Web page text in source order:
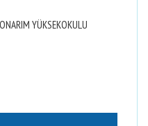
YÜKSEKOKULU